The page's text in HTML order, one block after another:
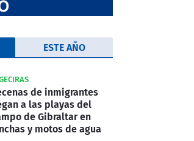
ESTE AÑO
de inmigrantes
a las playas del
de Gibraltar en
y motos de agua